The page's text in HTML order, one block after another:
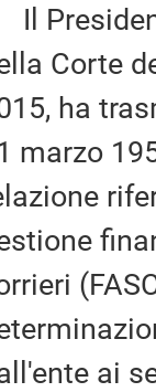
Corte
ha
marzo
ai